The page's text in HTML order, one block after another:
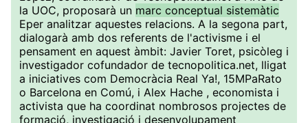
la UOC, proposarà un marc conceptual sistemàtic
Eper analitzar aquestes relacions. A la segona part,
dialogarà amb dos referents de l'activisme i el
pensament en aquest àmbit: Javier Toret, psicòleg i
investigador cofundador de tecnopolitica.net, lligat
a iniciatives com Democràcia Real Ya!, 15MPaRato
o Barcelona en Comú, i Alex Hache , economista i
activista que ha coordinat nombrosos projectes de
formació, investigació i desenvolupament